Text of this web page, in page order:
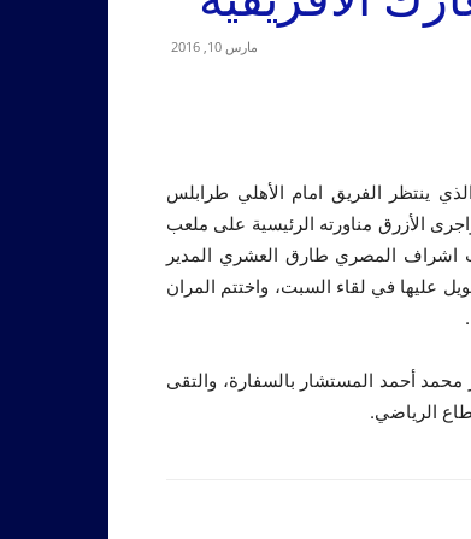
مارس 10, 2016
ينتظر الفريق امام الأهلي طرابلس
الأزرق مناورته الرئيسية على ملعب
اشراف المصري طارق العشري المدير
عليها في لقاء السبت، واختتم المران
محمد أحمد المستشار بالسفارة، والتقى
الرياضي.